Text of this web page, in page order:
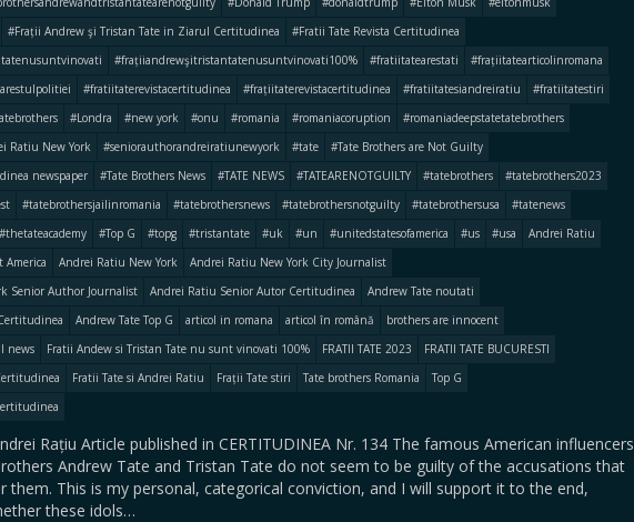
#Frații Andrew şi Tristan Tate in Ziarul Certitudinea
#Fratii Tate Revista Certitudinea
#frațiiandrewşitristantatenusuntvinovati100% #fratiitatearestati
#frațiitatearticolinromana
#fratiitaterevistacertitudinea #frațiitaterevistacertitudinea #fratiitatesiandreiratiu
#fratiitatestiri
#Londra #new york #onu #romania #romaniacoruption
#romaniadeepstatetatebrothers
Ratiu New York
#seniorauthorandreiratiunewyork #tate
#Tate Brothers are Not Guilty
newspaper
#Tate Brothers News #TATE NEWS #TATEARENOTGUILTY #tatebrothers
#tatebrothers2023
#tatebrothersjailinromania #tatebrothersnews #tatebrothersnotguilty #tatebrothersusa
#tatenews
#thetateacademy #Top G #topg #tristantate #uk #un #unitedstatesofamerica #us #usa
Andrei Ratiu
Andrei Ratiu New York
Andrei Ratiu New York City Journalist
Senior Author Journalist
Andrei Ratiu Senior Autor Certitudinea
Andrew Tate noutati
Andrew Tate Top G articol in romana articol în română
brothers are innocent
news
Fratii Andew si Tristan Tate nu sunt vinovati 100% FRATII TATE 2023
FRATII TATE BUCURESTI
Fratii Tate si Andrei Ratiu Frații Tate stiri Tate brothers Romania
Top G
Rațiu Article published in CERTITUDINEA Nr. 134 The famous American influencers
Andrew Tate and Tristan Tate do not seem to be guilty of the accusations that
them. This is my personal, categorical conviction, and I will support it to the end,
these idols…